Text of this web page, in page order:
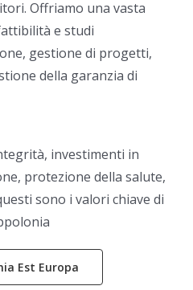
Offriamo una vasta
e studi
gestione di progetti,
della garanzia di
investimenti in
protezione della salute,
sono i valori chiave di
Est Europa